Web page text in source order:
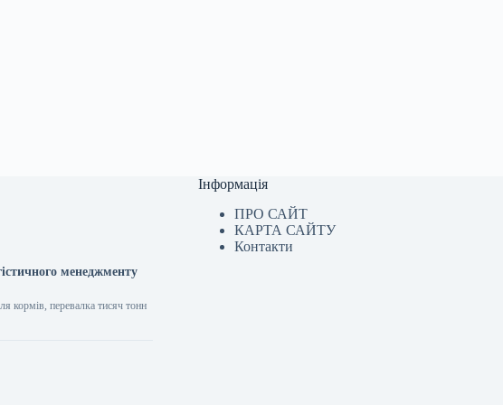
менеджменту
кормів, перевалка тисяч тонн
Інформація
ПРО САЙТ
КАРТА САЙТУ
Контакти